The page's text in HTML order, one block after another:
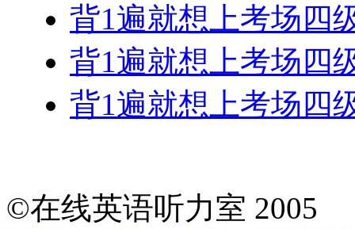
背1遍就想上考场四
背1遍就想上考场四
背1遍就想上考场四
©在线英语听力室